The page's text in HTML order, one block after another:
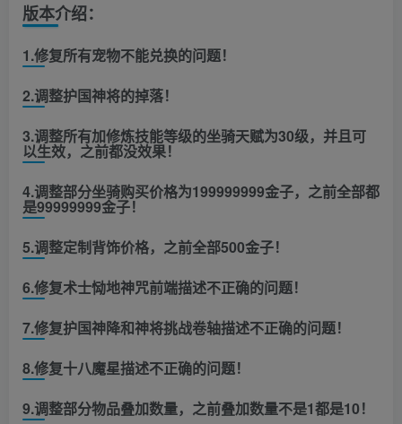
版本介绍：
1.修复所有宠物不能兑换的问题！
2.调整护国神将的掉落！
3.调整所有加修炼技能等级的坐骑天赋为30级，并且可
以生效，之前都没效果！
4.调整部分坐骑购买价格为199999999金子，之前全部都
是99999999金子！
5.调整定制背饰价格，之前全部500金子！
6.修复术士恸地神咒前端描述不正确的问题！
7.修复护国神降和神将挑战卷轴描述不正确的问题！
8.修复十八魔星描述不正确的问题！
9.调整部分物品叠加数量，之前叠加数量不是1都是10！